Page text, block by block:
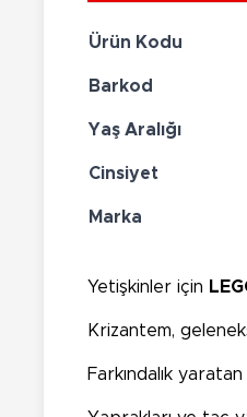
Ürün Kodu
Barkod
Yaş Aralığı
Cinsiyet
Marka
Yetişkinler için
Krizantem,
Farkındalık